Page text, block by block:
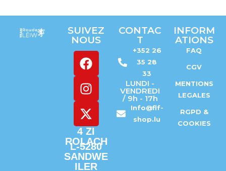
SUIVEZ
NOUS
4 ZI
ROLACH
L-5280
SANDWE
ILER
CONTAC
T
+352 26
35 28
33
LUNDI -
VENDREDI
/ 9h - 17h
Info@flf-
shop.lu
INFORM
ATIONS
FAQ
CGV
MENTIONS
LEGALES
RGPD &
COOKIES